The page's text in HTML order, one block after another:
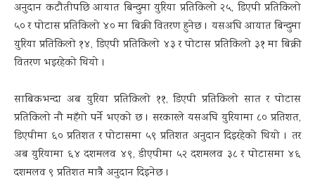
अनुदान कटौतीपछि आयात बिन्दुमा युरिया प्रतिकिलो २५, डिएपी प्रतिकिलो
५० र पोटास प्रतिकिलो ४० मा बिक्री वितरण हुनेछ । यसअघि आयात बिन्दुमा
युरिया प्रतिकिलो १४, डिएपी प्रतिकिलो ४३ र पोटास प्रतिकिलो ३१ मा बिक्री
वितरण भइरहेको थियो ।
साबिकभन्दा अब युरिया प्रतिकिलो ११, डिएपी प्रतिकिलो सात र पोटास
प्रतिकिलो नौ महँगो पर्ने भएको छ । सरकारले यसअघि युरियामा ८० प्रतिशत,
डिएपीमा ६० प्रतिशत र पोटासमा ५९ प्रतिशत अनुदान दिइरहेको थियो । तर
अब युरियामा ६४ दशमलव ४९, डीएपीमा ५२ दशमलव ३८ र पोटासमा ४६
दशमलव ९ प्रतिशत मात्रै अनुदान दिइनेछ ।